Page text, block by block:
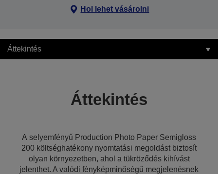
Hol lehet vásárolni
Áttekintés
Áttekintés
A selyemfényű Production Photo Paper Semigloss
200 költséghatékony nyomtatási megoldást biztosít
olyan környezetben, ahol a tükröződés kihívást
jelenthet. A valódi fényképminőségű megjelenésnek